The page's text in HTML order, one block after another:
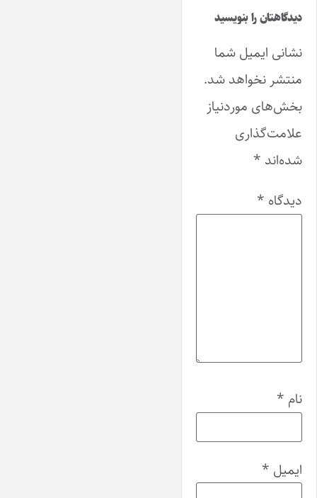
دیدگاهتان را بنویسید
نشانی ایمیل شما
منتشر نخواهد شد.
بخش‌های موردنیاز
علامت‌گذاری
شده‌اند *
دیدگاه *
نام *
ایمیل *